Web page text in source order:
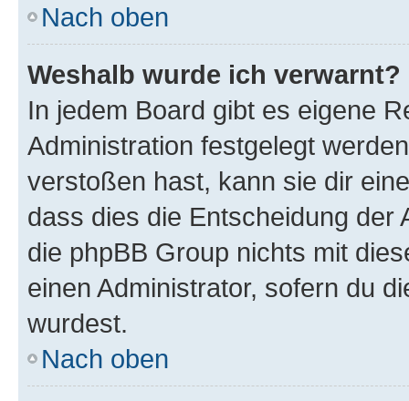
Nach oben
Weshalb wurde ich verwarnt?
In jedem Board gibt es eigene
Administration festgelegt
verstoßen hast, kann sie dir
dass dies die Entscheidung der
die phpBB Group nichts mit
einen Administrator, sofern du
wurdest.
Nach oben